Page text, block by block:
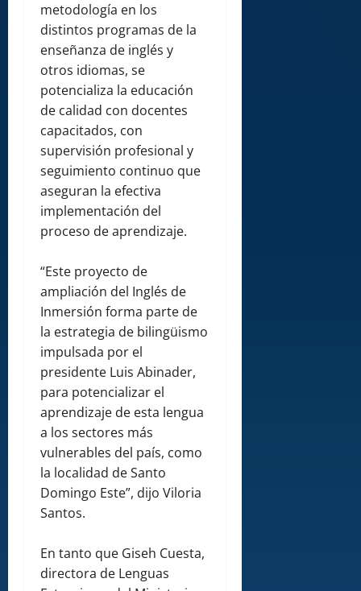
metodología en los
distintos programas de la
enseñanza de inglés y
otros idiomas, se
potencializa la educación
de calidad con docentes
capacitados, con
supervisión profesional y
seguimiento continuo que
aseguran la efectiva
implementación del
proceso de aprendizaje.
“Este proyecto de
ampliación del Inglés de
Inmersión forma parte de
la estrategia de bilingüismo
impulsada por el
presidente Luis Abinader,
para potencializar el
aprendizaje de esta lengua
a los sectores más
vulnerables del país, como
la localidad de Santo
Domingo Este”, dijo Viloria
Santos.
En tanto que Giseh Cuesta,
directora de Lenguas